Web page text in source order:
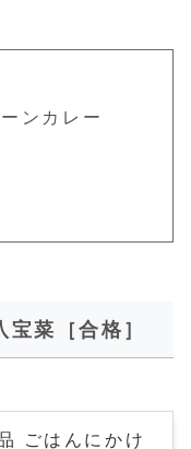
ンカレー
菜［合格］
ごはんにかけ